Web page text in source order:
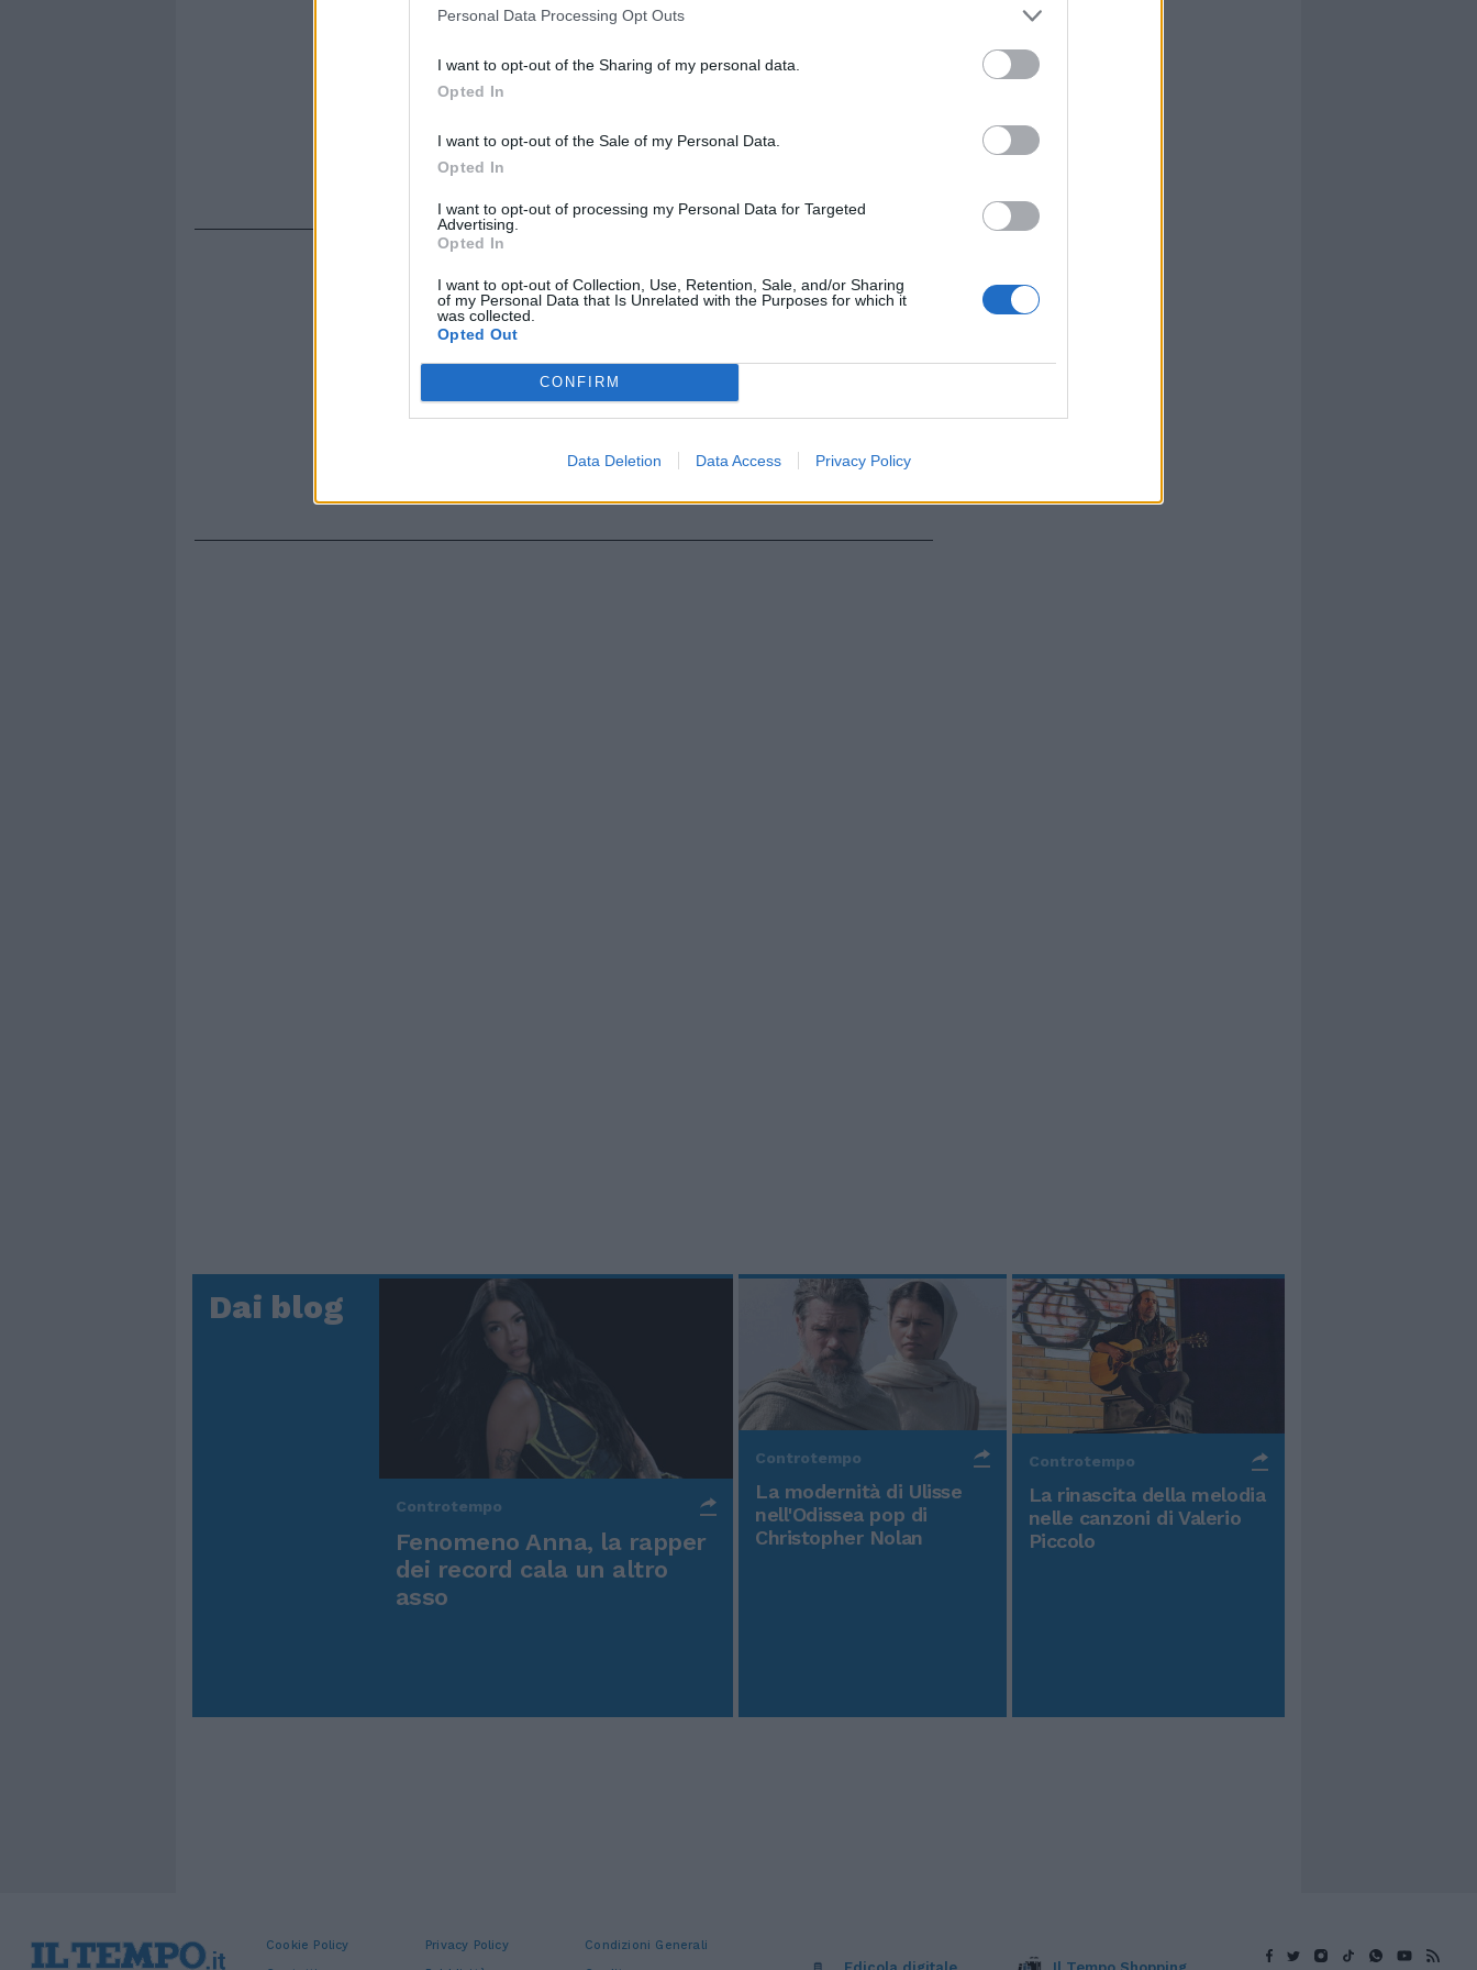
Personal Data Processing Opt Outs
I want to opt-out of the Sharing of my personal data.
Opted In
I want to opt-out of the Sale of my Personal Data.
Opted In
I want to opt-out of processing my Personal Data for Targeted
Advertising.
Opted In
I want to opt-out of Collection, Use, Retention, Sale, and/or Sharing
of my Personal Data that Is Unrelated with the Purposes for which it
was collected.
Opted Out
CONFIRM
Data Deletion Data Access Privacy Policy
Dai blog
Controtempo
Fenomeno Anna, la rapper
dei record cala un altro
asso
Controtempo
La modernità di Ulisse
nell'Odissea pop di
Christopher Nolan
Controtempo
La rinascita della melodia
nelle canzoni di Valerio
Piccolo
Cookie Policy Privacy Policy
Condizioni Generali